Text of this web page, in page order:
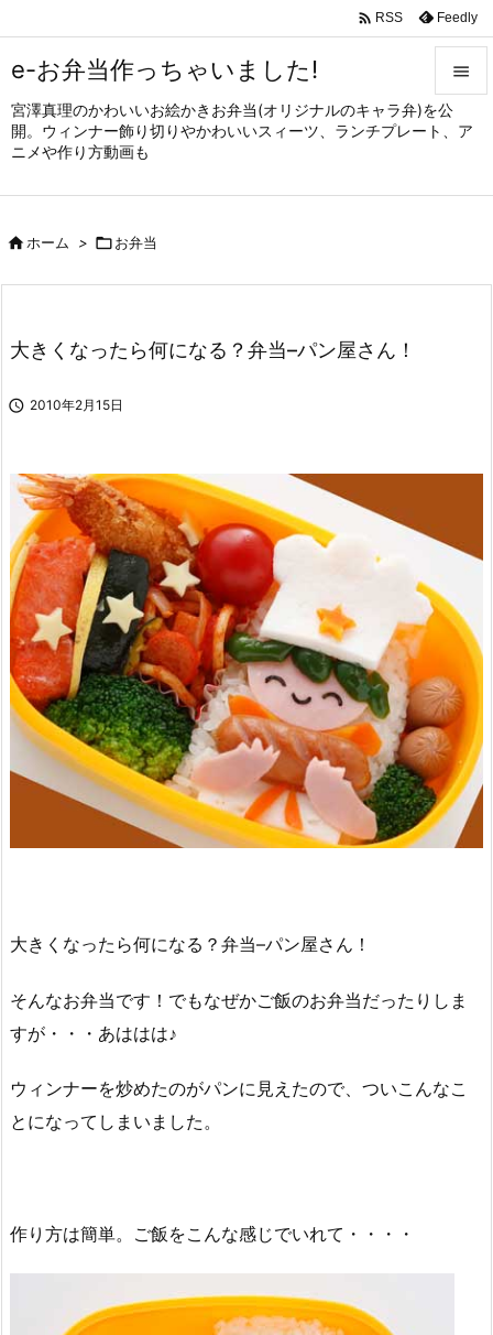
e-お弁当作っちゃいました!
宮澤真理のかわいいお絵かきお弁当(オリジナルのキャラ弁)を公
開。ウィンナー飾り切りやかわいいスィーツ、ランチプレート、ア
ニメや作り方動画も


メニュ
サイド

 RSS Feedly
ホーム > お弁当
大きくなったら何になる？弁当–パン屋さん！
 2010年2月15日
大きくなったら何になる？弁当–パン屋さん！
そんなお弁当です！でもなぜかご飯のお弁当だったりしま
すが・・・あははは♪
ウィンナーを炒めたのがパンに見えたので、ついこんなこ
とになってしまいました。
作り方は簡単。ご飯をこんな感じでいれて・・・・